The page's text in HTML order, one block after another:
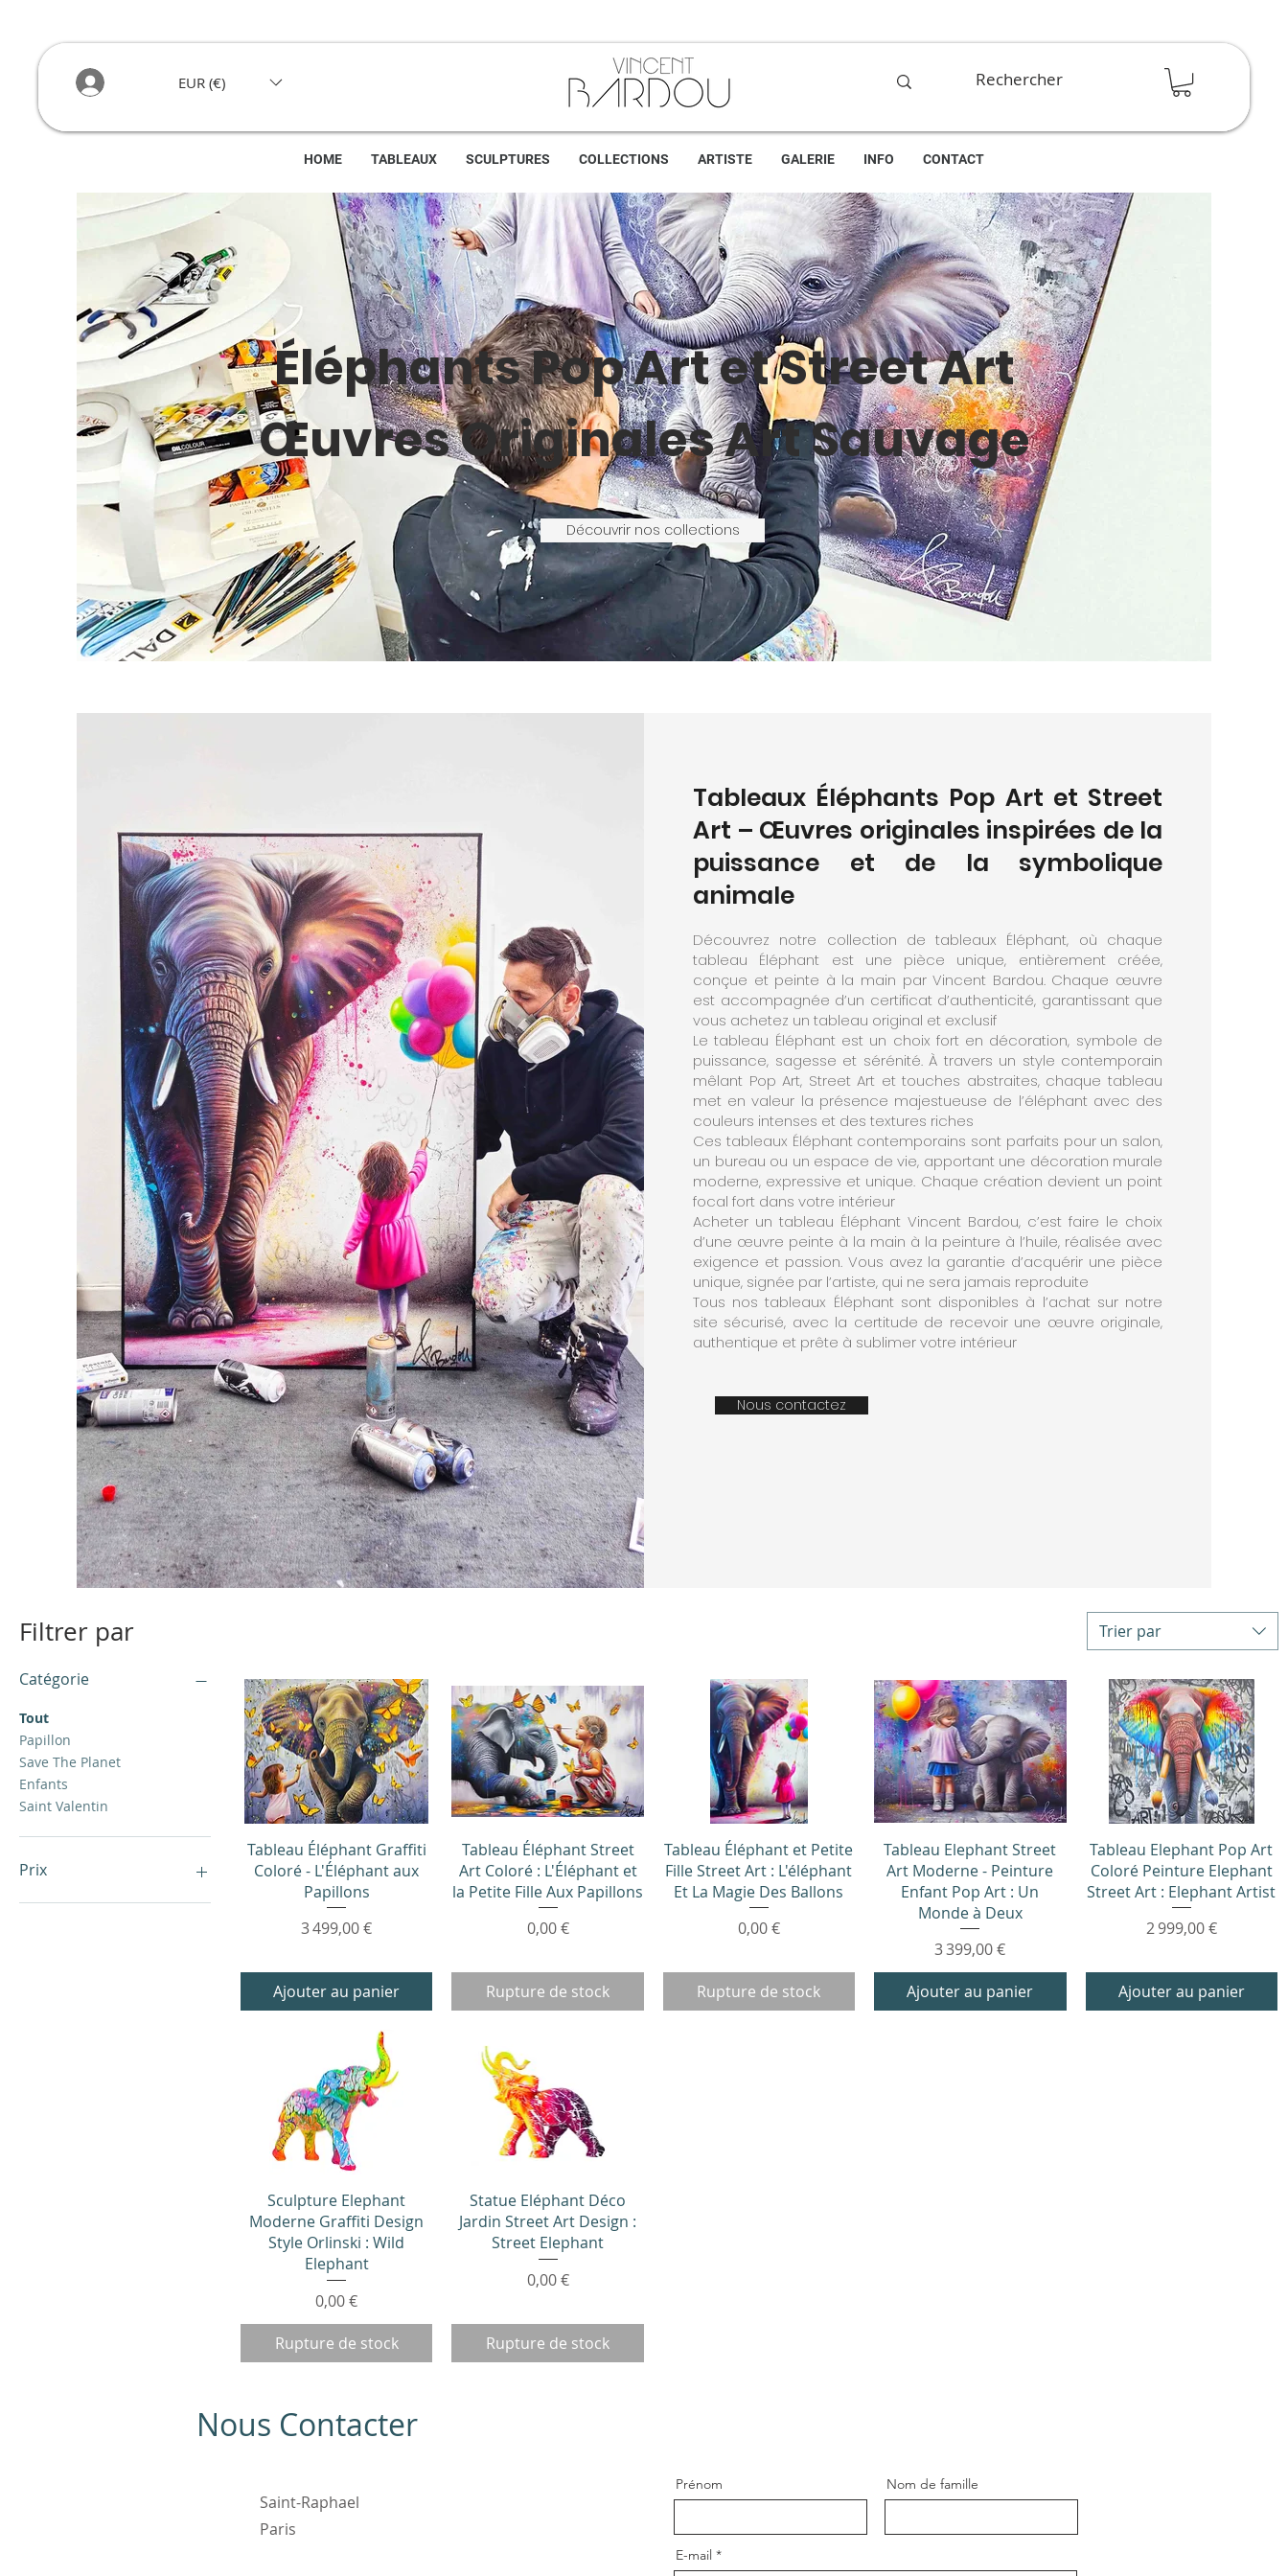
EUR (€)
HOME TABLEAUX SCULPTURES COLLECTIONS ARTISTE GALERIE INFO CONTACT
Éléphants Pop Art et Street Art
Œuvres Originales Art Sauvage
Découvrir nos collections
Tableaux Éléphants Pop Art et Street
Art – Œuvres originales inspirées de la
puissance et de la symbolique
animale
Découvrez notre collection de tableaux Éléphant, où chaque
tableau Éléphant est une pièce unique, entièrement créée,
conçue et peinte à la main par Vincent Bardou. Chaque œuvre
est accompagnée d’un certificat d’authenticité, garantissant que
vous achetez un tableau original et exclusif
Le tableau Éléphant est un choix fort en décoration, symbole de
puissance, sagesse et sérénité. À travers un style contemporain
mêlant Pop Art, Street Art et touches abstraites, chaque tableau
met en valeur la présence majestueuse de l’éléphant avec des
couleurs intenses et des textures riches
Ces tableaux Éléphant contemporains sont parfaits pour un salon,
un bureau ou un espace de vie, apportant une décoration murale
moderne, expressive et unique. Chaque création devient un point
focal fort dans votre intérieur
Acheter un tableau Éléphant Vincent Bardou, c’est faire le choix
d’une œuvre peinte à la main à la peinture à l’huile, réalisée avec
exigence et passion. Vous avez la garantie d’acquérir une pièce
unique, signée par l’artiste, qui ne sera jamais reproduite
Tous nos tableaux Éléphant sont disponibles à l’achat sur notre
site sécurisé, avec la certitude de recevoir une œuvre originale,
authentique et prête à sublimer votre intérieur
Nous contactez
Filtrer par
Catégorie
Tout
Papillon
Save The Planet
Enfants
Saint Valentin
Prix
Trier par
Aperçu rapide
Tableau Éléphant Graffiti
Coloré - L'Éléphant aux
Papillons
Prix
3 499,00 €
Ajouter au panier
Aperçu rapide
Tableau Éléphant Street
Art Coloré : L'Éléphant et
la Petite Fille Aux Papillons
Prix
0,00 €
Rupture de stock
Aperçu rapide
Tableau Éléphant et Petite
Fille Street Art : L'éléphant
Et La Magie Des Ballons
Prix
0,00 €
Rupture de stock
Aperçu rapide
Tableau Elephant Street
Art Moderne - Peinture
Enfant Pop Art : Un
Monde à Deux
Prix
3 399,00 €
Ajouter au panier
Aperçu rapide
Tableau Elephant Pop Art
Coloré Peinture Elephant
Street Art : Elephant Artist
Prix
2 999,00 €
Ajouter au panier
Aperçu rapide
Sculpture Elephant
Moderne Graffiti Design
Style Orlinski : Wild
Elephant
Prix
0,00 €
Rupture de stock
Aperçu rapide
Statue Eléphant Déco
Jardin Street Art Design :
Street Elephant
Prix
0,00 €
Rupture de stock
Nous Contacter
Saint-Raphael
Paris
Prénom Nom de famille
E-mail